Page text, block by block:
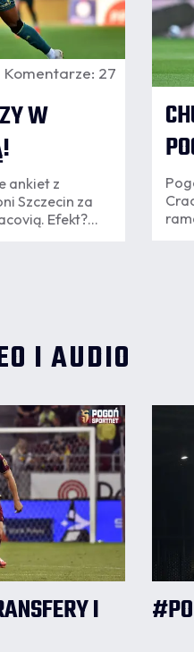
Komentarze: 27
W
ankiet z
Szczecin za
Efekt?
I AUDIO
I